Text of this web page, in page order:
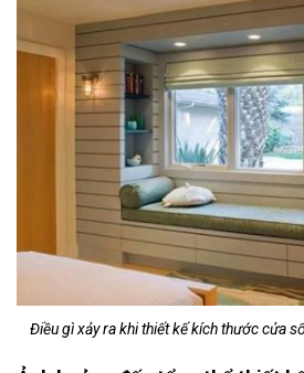
Điều gì xảy ra khi thiết kế kích thước cửa